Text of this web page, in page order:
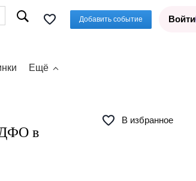
Добавить событие Войти
Ещё
В избранное
в